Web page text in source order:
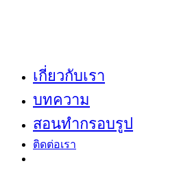
เกี่ยวกับเรา
บทความ
สอนทำกรอบรูป
ติดต่อเรา